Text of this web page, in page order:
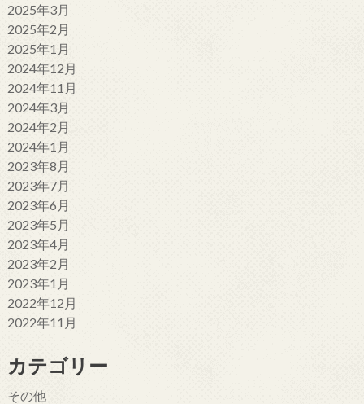
2025年3月
2025年2月
2025年1月
2024年12月
2024年11月
2024年3月
2024年2月
2024年1月
2023年8月
2023年7月
2023年6月
2023年5月
2023年4月
2023年2月
2023年1月
2022年12月
2022年11月
カテゴリー
その他